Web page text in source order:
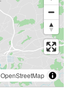
OpenStreetMap